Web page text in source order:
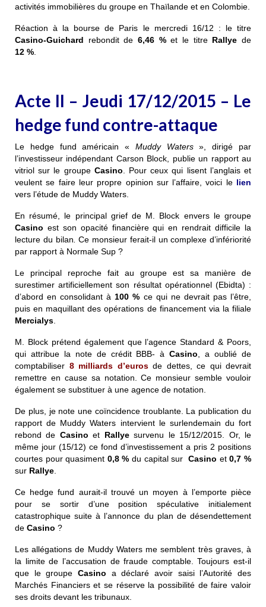
activités immobilières du groupe en Thaïlande et en Colombie.
Réaction à la bourse de Paris le mercredi 16/12 : le titre
Casino-Guichard rebondit de 6,46 %et le titre Rallye de
12 %
Acte II – Jeudi 17/12/2015 – Le
hedge fund contre-attaque
Le hedge fund américain « Muddy Waters», dirigé par
l’investisseur indépendant Carson Block, publie un rapport au
vitriol sur le groupe Casino. Pour ceux qui lisent l’anglais et
veulent se faire leur propre opinion sur l’affaire, voici le lien
vers l’étude de Muddy Waters.
En résumé, le principal grief de M. Block envers le groupe
Casino est son opacité financière qui en rendrait difficile la
lecture du bilan.Ce monsieur ferait-il un complexe d’infériorité
par rapport à Normale Sup ?
Le principal reproche fait au groupe est sa manière de
surestimer artificiellement son résultat opérationnel (Ebidta) :
d’abord en consolidant à100 % ce qui ne devrait pas l’être,
puis en maquillant des opérations de financement via la filiale
Mercialys.
M. Block prétend également que l’agence Standard & Poors,
qui attribue la note de crédit BBB- àCasino, a oublié de
comptabiliser 8 milliards d’euros de dettes, ce qui devrait
remettre en cause sa notation. Ce monsieur semble vouloir
également se substituer à une agence de notation.
De plus, je note une coïncidence troublante. La publication du
rapport de Muddy Waters intervient le surlendemain du fort
rebond de Casino et Rallyesurvenu le 15/12/2015. Or, le
même jour (15/12) ce fond d’investissement a pris 2 positions
courtes pour quasiment 0,8 % du capital surCasino et0,7 %
sur Rallye.
Ce hedge fund aurait-il trouvé un moyen à l’emporte pièce
pour se sortir d’une position spéculative initialement
catastrophique suite à l’annonce du plan de désendettement
de Casino ?
Les allégations de Muddy Waters me semblent très graves, à
la limite de l’accusation de fraude comptable.Toujours est-il
que le groupe Casino a déclaré avoir saisi l’Autorité des
Marchés Financiers et se réserve la possibilité de faire valoir
ses droits devant les tribunaux.